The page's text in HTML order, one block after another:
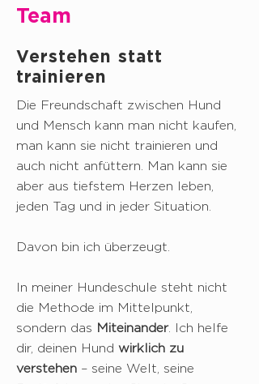
Team
Verstehen statt
trainieren
Die Freundschaft zwischen Hund
und Mensch kann man nicht kaufen,
man kann sie nicht trainieren und
auch nicht anfüttern. Man kann sie
aber aus tiefstem Herzen leben,
jeden Tag und in jeder Situation.
Davon bin ich überzeugt.
In meiner Hundeschule steht nicht
die Methode im Mittelpunkt,
sondern das Miteinander. Ich helfe
dir, deinen Hund wirklich zu
verstehen – seine Welt, seine